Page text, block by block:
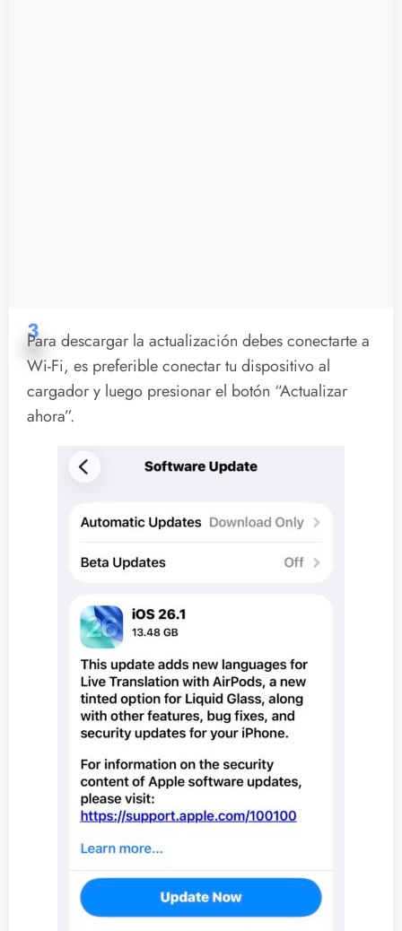
3
Para descargar la actualización debes conectarte a
Wi-Fi, es preferible conectar tu dispositivo al
cargador y luego presionar el botón “Actualizar
ahora”.